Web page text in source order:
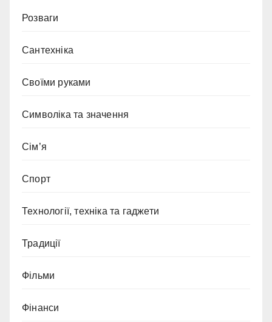
Розваги
Сантехніка
Своїми руками
Символіка та значення
Сім’я
Спорт
Технології, техніка та гаджети
Традиції
Фільми
Фінанси